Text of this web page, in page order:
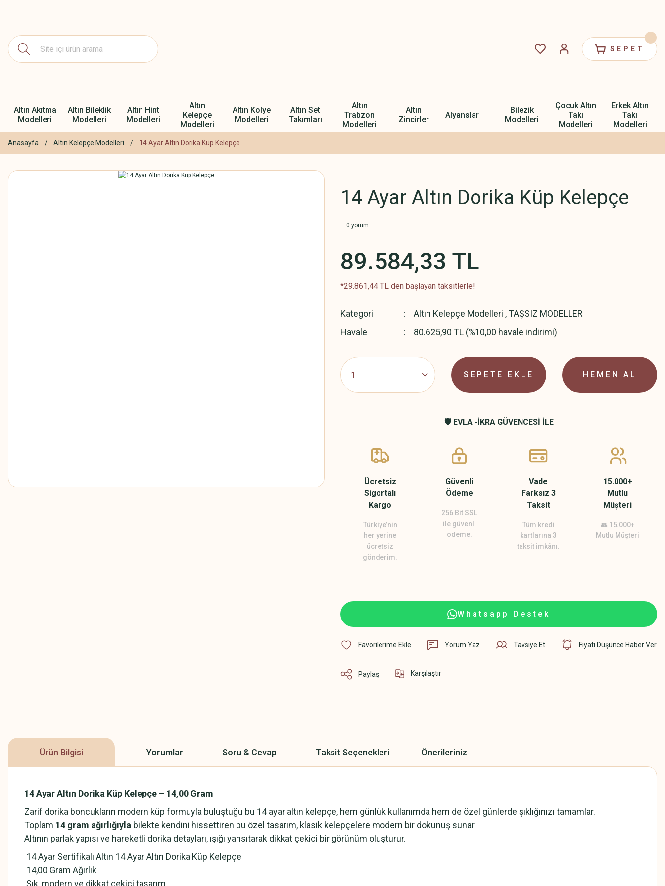
SEPET
Altın Akıtma
Modelleri
Altın Bileklik
Modelleri
Altın Hint
Modelleri
Altın
Kelepçe
Modelleri
Altın Kolye
Modelleri
Altın Set
Takımları
Altın
Trabzon
Modelleri
Altın
Zincirler
Alyanslar
Bilezik
Modelleri
Çocuk Altın
Takı
Modelleri
Erkek Altın
Takı
Modelleri
Anasayfa Altın Kelepçe Modelleri 14 Ayar Altın Dorika Küp Kelepçe
14 Ayar Altın Dorika Küp Kelepçe
0 yorum
89.584,33 TL
*29.861,44 TL den başlayan taksitlerle!
Kategori Altın Kelepçe Modelleri ,TAŞSIZ MODELLER
Havale
80.625,90 TL (%10,00 havale indirimi)
SEPETE EKLE HEMEN AL
🛡️ EVLA -İKRA GÜVENCESİ İLE
Ücretsiz
Sigortalı
Kargo
Türkiye’nin
her yerine
ücretsiz
gönderim.
Güvenli
Ödeme
256 Bit SSL
ile güvenli
ödeme.
Vade
Farksız 3
Taksit
Tüm kredi
kartlarına 3
taksit imkânı.
15.000+
Mutlu
Müşteri
👥 15.000+
Mutlu Müşteri
Whatsapp Destek
Yorum Yaz Tavsiye Et Fiyatı Düşünce Haber Ver
Paylaş Karşılaştır
Ürün Bilgisi Yorumlar Soru & Cevap Taksit Seçenekleri Önerileriniz
14 Ayar Altın Dorika Küp Kelepçe – 14,00 Gram
Zarif dorika boncukların modern küp formuyla buluştuğu bu 14 ayar altın kelepçe, hem günlük kullanımda hem de özel günlerde şıklığınızı tamamlar.
Toplam 14 gram ağırlığıyla bilekte kendini hissettiren bu özel tasarım, klasik kelepçelere modern bir dokunuş sunar.
Altının parlak yapısı ve hareketli dorika detayları, ışığı yansıtarak dikkat çekici bir görünüm oluşturur.
14 Ayar Sertifikalı Altın 14 Ayar Altın Dorika Küp Kelepçe
14,00 Gram Ağırlık
Şık, modern ve dikkat çekici tasarım